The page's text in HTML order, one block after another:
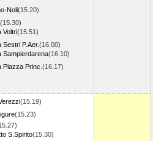
Noli(15.20)
(15.30)
Voltri(15.51)
Sestri P.Aer.(16.00)
Sampierdarena(16.10)
Piazza Princ. (16.17)
(15.19)
(15.23)
S.Spirito(15.30)